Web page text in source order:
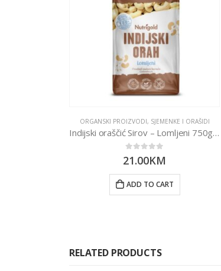
ORGANSKI PROIZVODI, SJEMENKE I ORAŠIDI
Indijski oraščić Sirov – Lomljeni 750g Nutrigold
0 out of 5
21.00KM
ADD TO CART
RELATED PRODUCTS